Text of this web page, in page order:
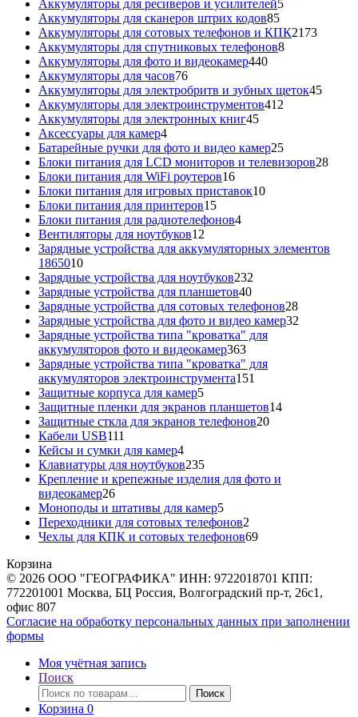
Аккумуляторы для ресиверов и усилителей55
Аккумуляторы для сканеров штрих кодов8585
товаров
Аккумуляторы для сотовых телефонов и КПК21732173
Аккумуляторы для спутниковых телефонов88
Аккумуляторы для фото и видеокамер440440
Аккумуляторы для часов7676
товаров
Аккумуляторы для электробритв и зубных щеток4545
Аккумуляторы для электроинструментов412
Аккумуляторы для электронных книг4545
Аксессуары для камер44
товара
Батарейные ручки для фото и видео камер2525
товаров
Блоки питания для LCD мониторов и телевизоров2828
Блоки питания для WiFi роутеров1616
товаров
Блоки питания для игровых приставок1010
Блоки питания для принтеров1515
товаров
Блоки питания для радиотелефонов44
Вентиляторы для ноутбуков12
товаров
Зарядные устройства для аккумуляторных элементов
186501010
товаров
Зарядные устройства для ноутбуков232
Зарядные устройства для планшетов4040
товаров
Зарядные устройства для сотовых телефонов2828
товаров
Зарядные устройства для фото и видео камер32
Зарядные устройства типа "кроватка" для
аккумуляторов фото и видеокамер363363
товара
Зарядные устройства типа "кроватка" для
аккумуляторов электроинструмента151
Защитные корпуса для камер55
товаров
Защитные пленки для экранов планшетов1414
Защитные сткла для экранов телефонов2020
Кабели USB111
товаров
Кейсы и сумки для камер44
товара
Клавиатуры для ноутбуков235235
товаров
Крепление и крепежные изделия для фото и
видеокамер2626
товаров
Моноподы и штативы для камер55
товаров
Переходники для сотовых телефонов2
товара
Чехлы для КПК и сотовых телефонов6969
Корзина
© 2026 ООО "ГЕОГРАФИКА" ИНН: 9722018701 КПП:
772201001 Москва, БЦ Россия, Волгоградский пр-т, 26с1,
офис 807
Согласие на обработку персональных данных при заполнении
формы
Моя учётная запись
Поиск
Искать:
Поиск
Корзина 0